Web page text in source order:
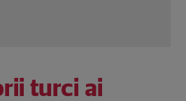
turci ai